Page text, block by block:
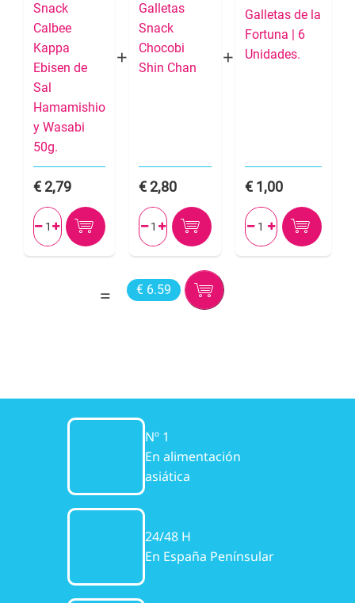
Snack
Calbee
Kappa
Ebisen de
Sal
Hamamishio
y Wasabi
50g.
2,79
 
Galletas
Snack
Chocobi
Shin Chan
2,80
 
Galletas de la
Fortuna | 6
Unidades.
1,00
 
€ 6.59
Nº 1
En alimentación
asiática
24/48 H
En España Penínsular